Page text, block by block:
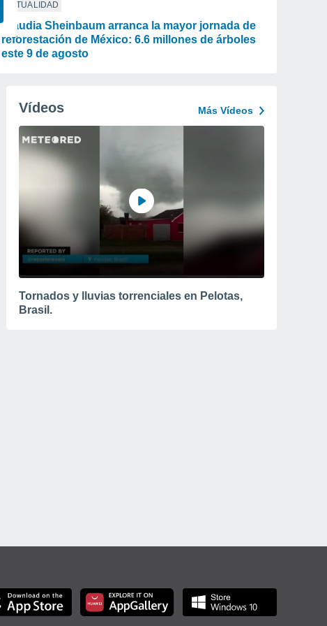
ACTUALIDAD
Claudia Sheinbaum arranca la mayor jornada de
reforestación de México: 6.6 millones de árboles
este 9 de agosto
Vídeos Más Vídeos
Tornados y lluvias torrenciales en Pelotas,
Brasil.